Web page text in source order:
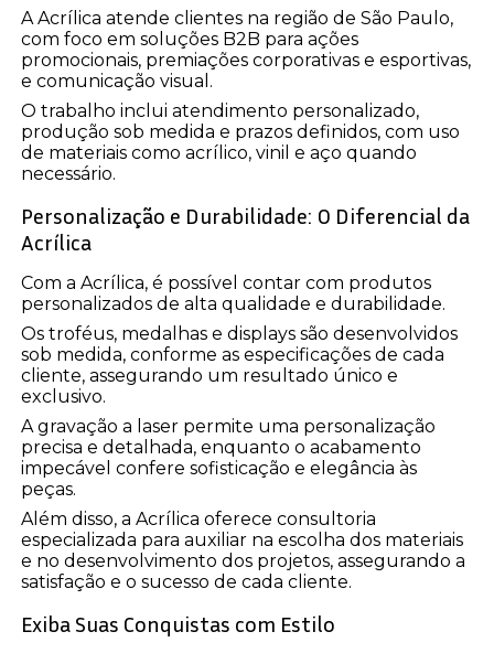
A Acrílica atende clientes na região de São Paulo,
com foco em soluções B2B para ações
promocionais, premiações corporativas e esportivas,
e comunicação visual.
O trabalho inclui atendimento personalizado,
produção sob medida e prazos definidos, com uso
de materiais como acrílico, vinil e aço quando
necessário.
Personalização e Durabilidade: O Diferencial da
Acrílica
Com a Acrílica, é possível contar com produtos
personalizados de alta qualidade e durabilidade.
Os troféus, medalhas e displays são desenvolvidos
sob medida, conforme as especificações de cada
cliente, assegurando um resultado único e
exclusivo.
A gravação a laser permite uma personalização
precisa e detalhada, enquanto o acabamento
impecável confere sofisticação e elegância às
peças.
Além disso, a Acrílica oferece consultoria
especializada para auxiliar na escolha dos materiais
e no desenvolvimento dos projetos, assegurando a
satisfação e o sucesso de cada cliente.
Exiba Suas Conquistas com Estilo